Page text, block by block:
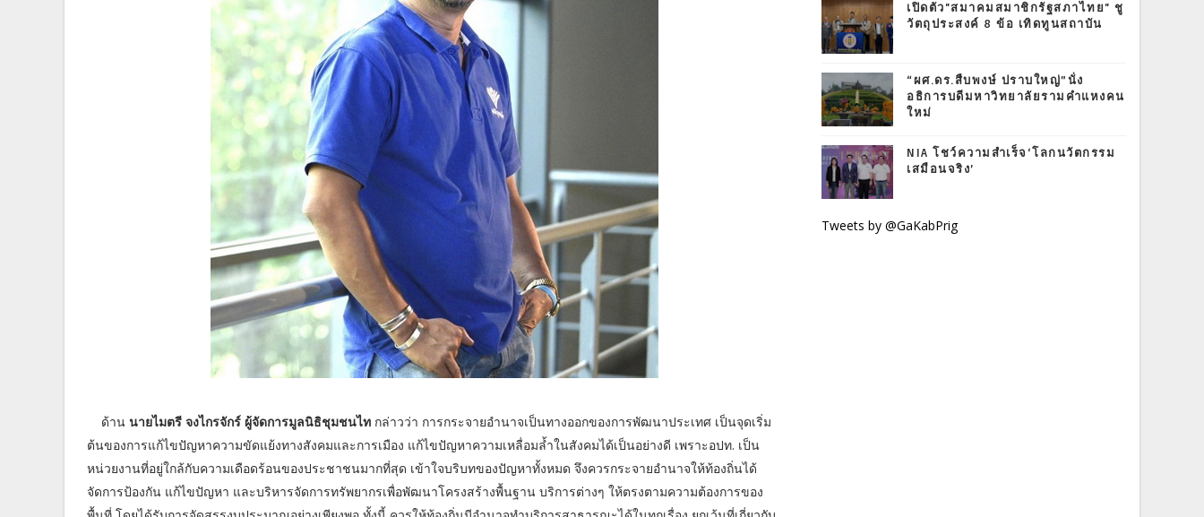
ด้าน นายไมตรี จงไกรจักร์ ผู้จัดการมูลนิธิชุมชนไท กล่าวว่า การกระจายอำนาจเป็นทางออกของการพัฒนาประเทศ เป็นจุดเริ่ม
ต้นของการแก้ไขปัญหาความขัดแย้งทางสังคมและการเมือง แก้ไขปัญหาความเหลื่อมล้ำในสังคมได้เป็นอย่างดี เพราะอปท. เป็น
หน่วยงานที่อยู่ใกล้กับความเดือดร้อนของประชาชนมากที่สุด เข้าใจบริบทของปัญหาทั้งหมด จึงควรกระจายอำนาจให้ท้องถิ่นได้
จัดการป้องกัน แก้ไขปัญหา และบริหารจัดการทรัพยากรเพื่อพัฒนาโครงสร้างพื้นฐาน บริการต่างๆ ให้ตรงตามความต้องการของ
เปิดตัว"สมาคมสมาชิกรัฐสภาไทย" ชู
วัตถุประสงค์ 8 ข้อ เทิดทูนสถาบัน
“ผศ.ดร.สืบพงษ์ ปราบใหญ่”นั่ง
อธิการบดีมหาวิทยาลัยรามคำแหงคน
ใหม่
NIA โชว์ความสำเร็จ‘โลกนวัตกรรม
เสมือนจริง’
Tweets by @GaKabPrig